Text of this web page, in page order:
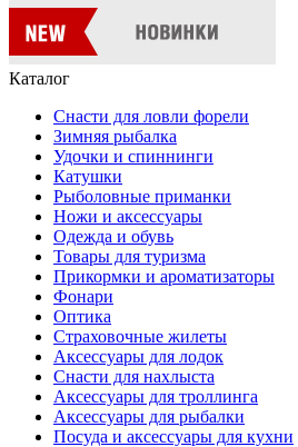
Каталог
Снасти для ловли форели
Зимняя рыбалка
Удочки и спиннинги
Катушки
Рыболовные приманки
Ножи и аксессуары
Одежда и обувь
Товары для туризма
Прикормки и ароматизаторы
Фонари
Оптика
Страховочные жилеты
Аксессуары для лодок
Снасти для нахлыста
Аксессуары для троллинга
Аксессуары для рыбалки
Посуда и аксессуары для кухни